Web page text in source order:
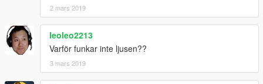
2 mars 2019
leoleo2213
Varför funkar inte ljusen??
3 mars 2019